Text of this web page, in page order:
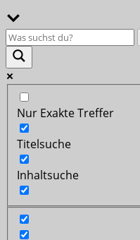
Nur Exakte Treffer
Titelsuche
Inhaltsuche